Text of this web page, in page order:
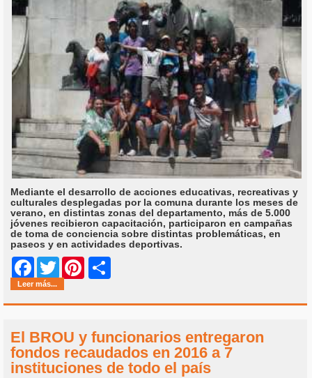
Mediante el desarrollo de acciones educativas, recreativas y
culturales desplegadas por la comuna durante los meses de
verano, en distintas zonas del departamento, más de 5.000
jóvenes recibieron capacitación, participaron en campañas
de toma de conciencia sobre distintas problemáticas, en
paseos y en actividades deportivas.
Facebook
Twitter Pinterest
Leer más...
El BROU y funcionarios entregaron
fondos recaudados en 2016 a 7
instituciones de todo el país